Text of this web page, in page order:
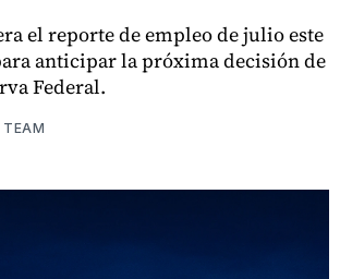
el reporte de empleo de julio este
anticipar la próxima decisión de
Federal.